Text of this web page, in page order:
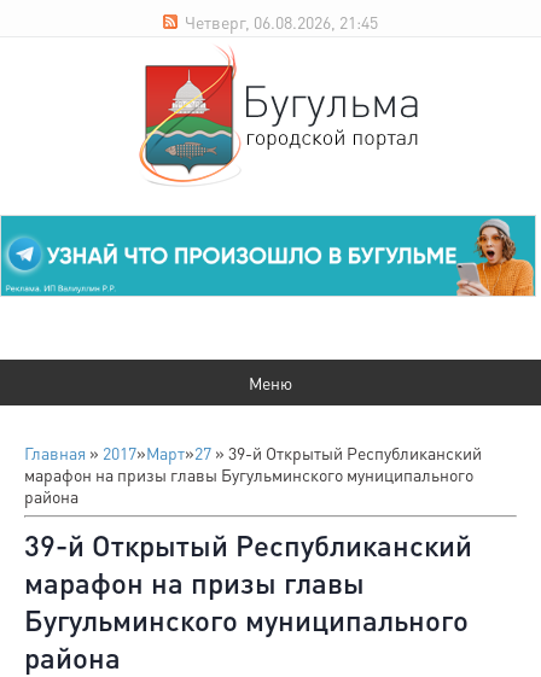
Четверг, 06.08.2026, 21:45
Главная » 2017»Март»27 » 39-й Открытый Республиканский
марафон на призы главы Бугульминского муниципального
района
39-й Открытый Республиканский
марафон на призы главы
Бугульминского муниципального
района